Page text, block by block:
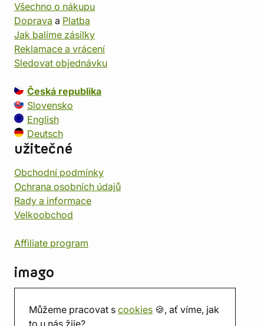
Můžeme pracovat s cookies 🍪, ať víme, jak
to u nás žije?
Všechno o nákupu
Doprava a Platba
Jak balíme zásilky
Reklamace a vrácení
Sledovat objednávku
Česká republika
Slovensko
English
Deutsch
užitečné
Obchodní podmínky
Ochrana osobních údajů
Rady a informace
Velkoobchod
Affiliate program
imago
Prodejna